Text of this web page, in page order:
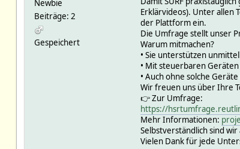
Newbie
Beiträge: 2
Gespeichert
Erklärvideos). Unter allen
der Plattform ein.
Die Umfrage stellt unser
Warum mitmachen?
• Sie unterstützen
• Mit steuerbaren
• Auch ohne solche
Wir freuen uns über Ihre
👉 Zur Umfrage:
https://
Mehr Informationen:
Selbstverständlich sind
Vielen Dank für jede